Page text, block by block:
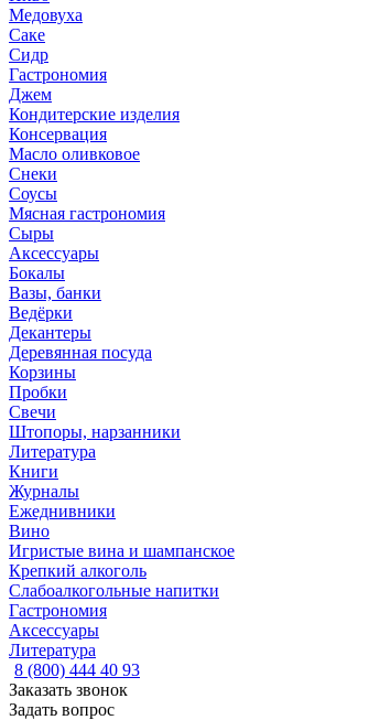
Медовуха
Саке
Сидр
Гастрономия
Джем
Кондитерские изделия
Консервация
Масло оливковое
Снеки
Соусы
Мясная гастрономия
Сыры
Аксессуары
Бокалы
Вазы, банки
Ведёрки
Декантеры
Деревянная посуда
Корзины
Пробки
Свечи
Штопоры, нарзанники
Литература
Книги
Журналы
Ежеднивники
Вино
Игристые вина и шампанское
Крепкий алкоголь
Слабоалкогольные напитки
Гастрономия
Аксессуары
Литература
8 (800) 444 40 93
Заказать звонок
Задать вопрос